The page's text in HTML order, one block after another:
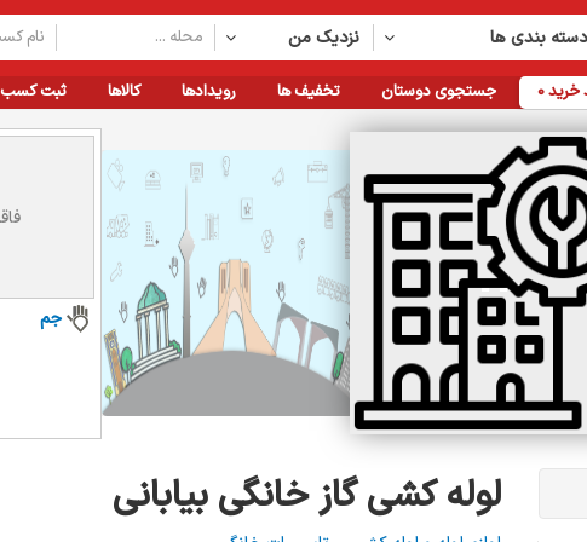
نزدیک من بندی ها
ثبت کسب کالاها رویدادها تخفیف ها جستجوی دوستان خرید0
جم
لوله کشی گاز خانگی بیابانی